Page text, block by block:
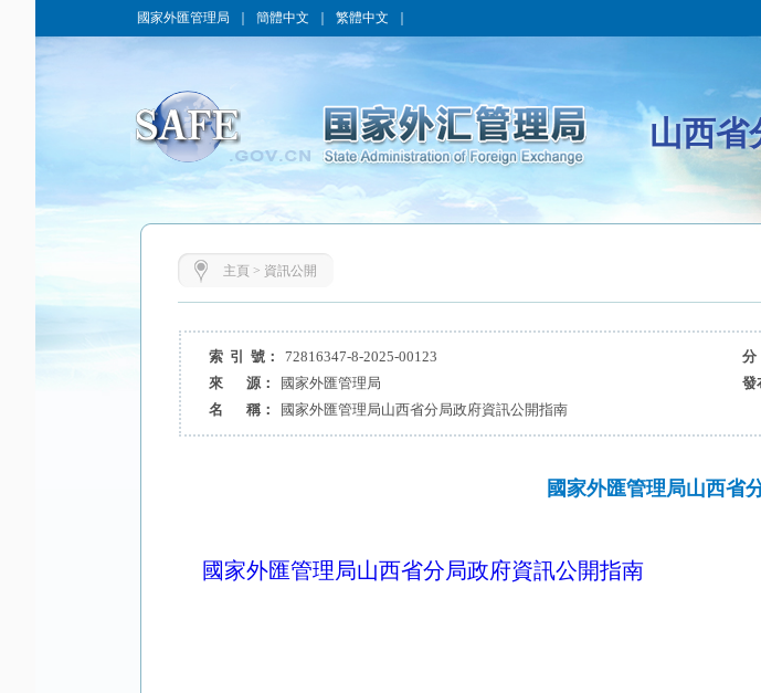
國家外匯管理局 簡體中文 繁體中文
山西省
主頁 > 資訊公開
索 引 號： 72816347-8-2025-00123
來 源：
國家外匯管理局 發
名 稱：
國家外匯管理局山西省分局政府資訊公開指南
國家外匯管理局山西省
國家外匯管理局山西省分局政府資訊公開指南